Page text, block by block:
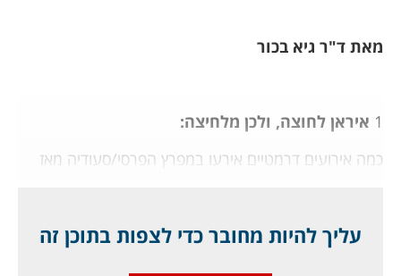
מאת ד"ר גיא בכור
1 איראן לחוצה, ולכן מלחיצה:
כמה אירועים דרמטיים אירעו במפרץ הפרסי/סעודיה מאז
ספינות אזרחיות ריקות (שתיים מהן מיכליות סעודיות)
מפיצוצים "מסתוריים" בנמל פוג'יירה, השוכן בים עומאן,
עליך להיות מחובר כדי לצפות בתוכן זה